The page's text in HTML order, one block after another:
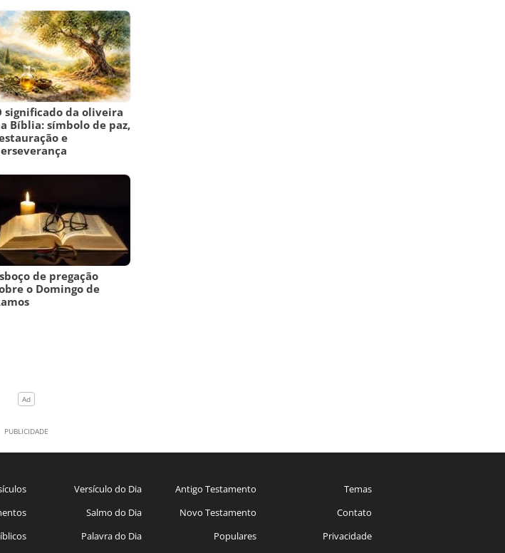
significado da oliveira
Bíblia: símbolo de paz,
e
de pregação
o Domingo de
Versículo do Dia
Salmo do Dia
Palavra do Dia
Antigo Testamento
Novo Testamento
Populares
Temas
Contato
Privacidade